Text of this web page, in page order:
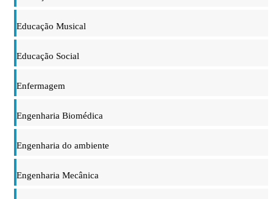
Educação Musical
Educação Social
Enfermagem
Engenharia Biomédica
Engenharia do ambiente
Engenharia Mecânica